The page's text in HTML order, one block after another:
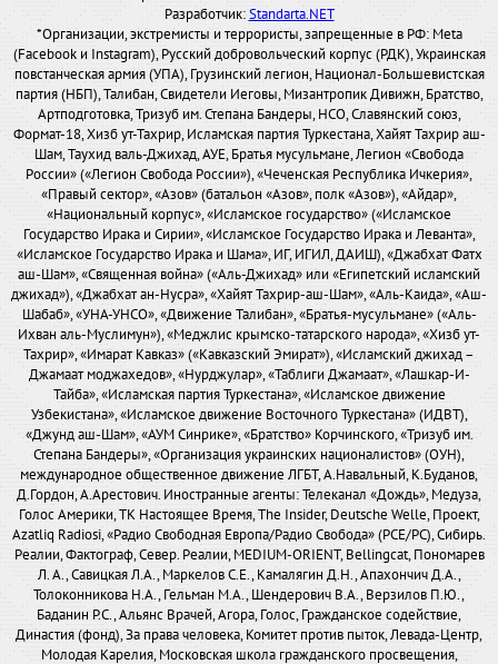
Разработчик:Standarta.NET
*Организации, экстремисты и террористы, запрещенные в РФ: Meta
(Facebook и Instagram), Русский добровольческий корпус (РДК), Украинская
повстанческая армия (УПА), Грузинский легион, Национал-Большевистская
партия (НБП), Талибан, Свидетели Иеговы, Мизантропик Дивижн, Братство,
Артподготовка, Тризуб им. Степана Бандеры, НСО, Славянский союз,
Формат-18, Хизб ут-Тахрир, Исламская партия Туркестана, Хайят Тахрир аш-
Шам, Таухид валь-Джихад, АУЕ, Братья мусульмане, Легион «Свобода
России» («Легион Свобода России»), «Чеченская Республика Ичкерия»,
«Правый сектор», «Азов» (батальон «Азов», полк «Азов»), «Айдар»,
«Национальный корпус», «Исламское государство» («Исламское
Государство Ирака и Сирии», «Исламское Государство Ирака и Леванта»,
«Исламское Государство Ирака и Шама», ИГ, ИГИЛ, ДАИШ), «Джабхат Фатх
аш-Шам», «Священная война» («Аль-Джихад» или «Египетский исламский
джихад»), «Джабхат ан-Нусра», «Хайят Тахрир-аш-Шам», «Аль-Каида», «Аш-
Шабаб», «УНА-УНСО», «Движение Талибан», «Братья-мусульмане» («Аль-
Ихван аль-Муслимун»), «Меджлис крымско-татарского народа», «Хизб ут-
Тахрир», «Имарат Кавказ» («Кавказский Эмират»), «Исламский джихад –
Джамаат моджахедов», «Нурджулар», «Таблиги Джамаат», «Лашкар-И-
Тайба», «Исламская партия Туркестана», «Исламское движение
Узбекистана», «Исламское движение Восточного Туркестана» (ИДВТ),
«Джунд аш-Шам», «АУМ Синрике», «Братство» Корчинского, «Тризуб им.
Степана Бандеры», «Организация украинских националистов» (ОУН),
международное общественное движение ЛГБТ, А.Навальный, К.Буданов,
Д.Гордон, А.Арестович. Иностранные агенты: Телеканал «Дождь», Медуза,
Голос Америки, ТК Настоящее Время, The Insider, Deutsche Welle, Проект,
Azatliq Radiosi, «Радио Свободная Европа/Радио Свобода» (PCE/PC), Сибирь.
Реалии, Фактограф, Север. Реалии, MEDIUM-ORIENT, Bellingcat, Пономарев
Л. А., Савицкая Л.А., Маркелов С.Е., Камалягин Д.Н., Апахончич Д.А.,
Толоконникова Н.А., Гельман М.А., Шендерович В.А., Верзилов П.Ю.,
Баданин Р.С., Альянс Врачей, Агора, Голос, Гражданское содействие,
Династия (фонд), За права человека, Комитет против пыток, Левада-Центр,
Молодая Карелия, Московская школа гражданского просвещения,